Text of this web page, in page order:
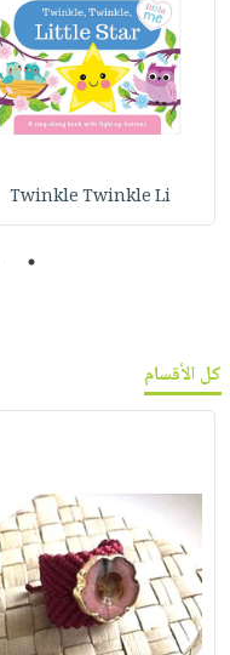
Twinkle Twinkle Li
1
كل الأقسام